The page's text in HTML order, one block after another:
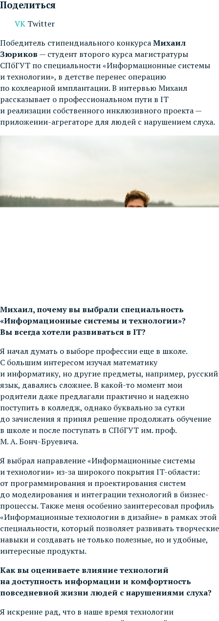
Поделиться
VK Twitter
Победитель стипендиального конкурсаМихаил
Зюриков — студент второго курса магистратуры
СПбГУТ по специальности «Информационные системы
и технологии», в детстве перенес операцию
по кохлеарной имплантации. В интервью Михаил
рассказывает о профессиональном пути в IT
и реализации собственного инклюзивного проекта —
приложении-агрегаторе для людей с нарушением слуха.
Михаил, почему вы выбрали специальность
«Информационные системы и технологии»?
Вы всегда хотели развиваться в IT?
Я начал думать о выборе профессии еще в школе.
С большим интересом изучал математику
и информатику, но другие предметы, например, русский
язык, давались сложнее. В какой-то момент мои
родители даже предлагали практично и надежно
поступить в колледж, однако буквально за сутки
до зачисления я принял решение продолжать обучение
в школе и после поступать в СПбГУТ им. проф.
М. А. Бонч-Бруевича.
Я выбрал направление «Информационные системы
и технологии» из-за широкого покрытия IT-области:
от программирования и проектирования систем
до моделирования и интеграции технологий в бизнес-
процессы. Также меня особенно заинтересовал профиль
«Информационные технологии в дизайне» в рамках этой
специальности, который позволяет развивать творческие
навыки и создавать не только полезные, но и удобные,
интересные продукты.
Как вы оцениваете влияние технологий
на доступность информации и комфортность
повседневной жизни людей с нарушениями слуха?
Я искренне рад, что в наше время технологии